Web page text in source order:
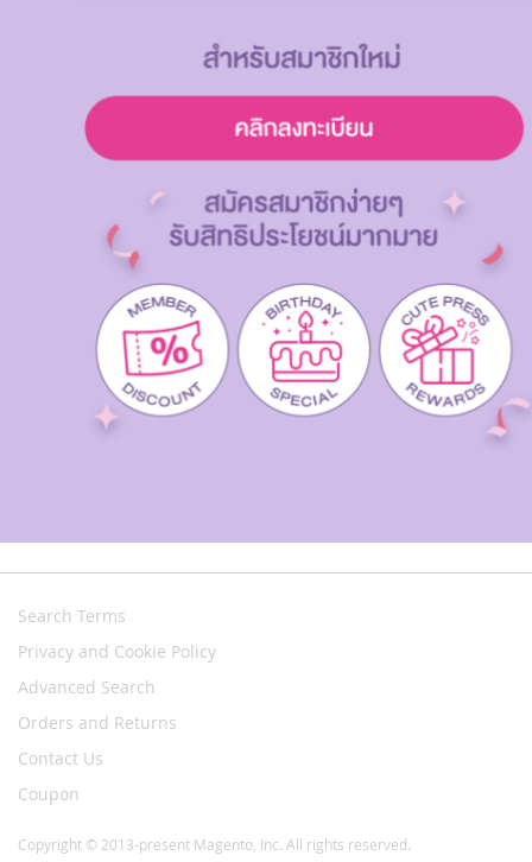
Search Terms
Privacy and Cookie Policy
Advanced Search
Orders and Returns
Contact Us
Coupon
Copyright © 2013-present Magento, Inc. All rights reserved.